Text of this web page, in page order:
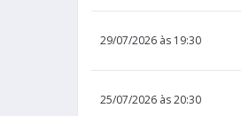
29/07/2026 às 19:30
25/07/2026 às 20:30